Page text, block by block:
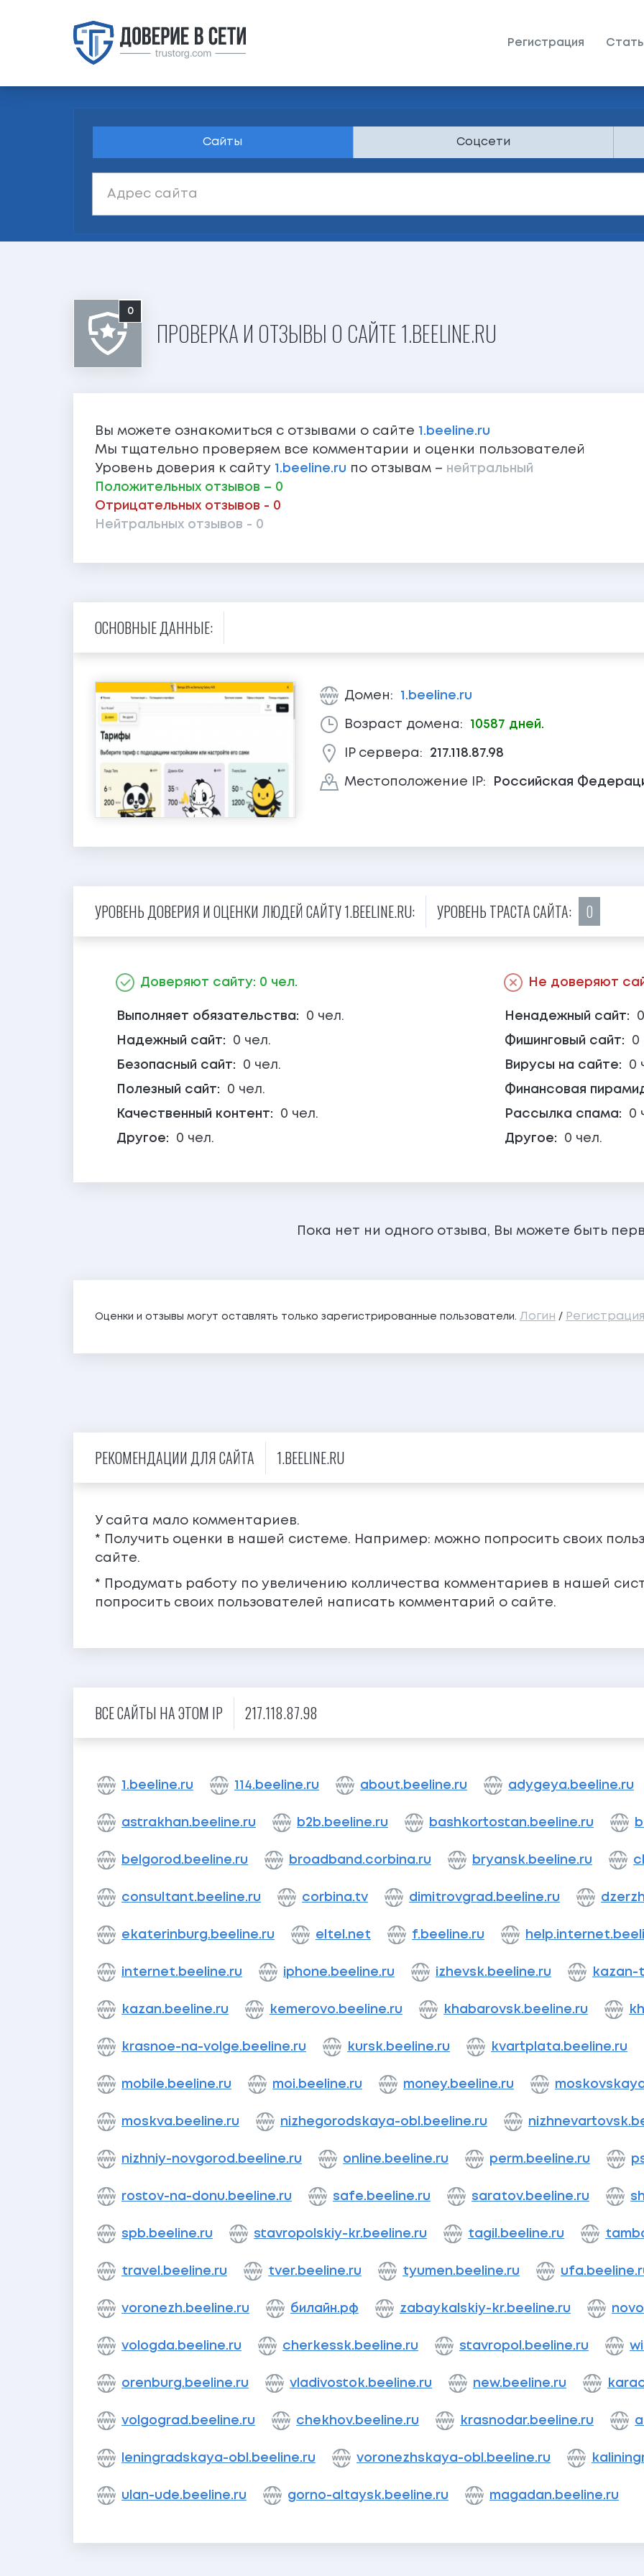
Регистрация
Сайты Соцсети
0
ПРОВЕРКА И ОТЗЫВЫ О САЙТЕ 1.BEELINE.RU
Вы можете ознакомиться с отзывами о сайте 1.beeline.ru
Мы тщательно проверяем все комментарии и оценки пользователей
Уровень доверия к сайту 1.beeline.ru по отзывам – нейтральный
Положительных отзывов – 0
Отрицательных отзывов - 0
Нейтральных отзывов - 0
ОСНОВНЫЕ ДАННЫЕ:
Домен: 1.beeline.ru
Возраст домена: 10587 дней.
IP сервера: 217.118.87.98
Местоположение IP: Российская
УРОВЕНЬ ДОВЕРИЯ И ОЦЕНКИ ЛЮДЕЙ САЙТУ 1.BEELINE.RU: УРОВЕНЬ ТРАСТА САЙТА: 0
Доверяют сайту: 0 чел.
Выполняет обязательства: 0 чел.
Надежный сайт: 0 чел.
Безопасный сайт: 0 чел.
Полезный сайт: 0 чел.
Качественный контент: 0 чел.
Другое: 0 чел.
Не доверяют
Ненадежный сайт:
Фишинговый сайт: 0
Вирусы на сайте: 0
Финансовая
Рассылка спама: 0
Другое: 0 чел.
Пока нет ни одного отзыва, Вы можете быть
Оценки и отзывы могут оставлять только зарегистрированные пользователи. Логин / Регистрация
РЕКОМЕНДАЦИИ ДЛЯ САЙТА 1.BEELINE.RU
У сайта мало комментариев.
* Получить оценки в нашей системе. Например: можно попросить своих
сайте.
* Продумать работу по увеличению колличества комментариев в нашей
попросить своих пользователей написать комментарий о сайте.
ВСЕ САЙТЫ НА ЭТОМ IP 217.118.87.98
1.beeline.ru 114.beeline.ru about.beeline.ru adygeya.beeline.ru
astrakhan.beeline.ru b2b.beeline.ru bashkortostan.beeline.ru
belgorod.beeline.ru broadband.corbina.ru bryansk.beeline.ru
consultant.beeline.ru corbina.tv dimitrovgrad.beeline.ru
ekaterinburg.beeline.ru eltel.net f.beeline.ru
internet.beeline.ru iphone.beeline.ru izhevsk.beeline.ru kazan-
kazan.beeline.ru kemerovo.beeline.ru khabarovsk.beeline.ru
krasnoe-na-volge.beeline.ru kursk.beeline.ru kvartplata.beeline.ru
mobile.beeline.ru moi.beeline.ru money.beeline.ru
moskva.beeline.ru nizhegorodskaya-obl.beeline.ru
nizhniy-novgorod.beeline.ru online.beeline.ru perm.beeline.ru
rostov-na-donu.beeline.ru safe.beeline.ru saratov.beeline.ru
spb.beeline.ru stavropolskiy-kr.beeline.ru tagil.beeline.ru
travel.beeline.ru tver.beeline.ru tyumen.beeline.ru
voronezh.beeline.ru билайн.рф zabaykalskiy-kr.beeline.ru
vologda.beeline.ru cherkessk.beeline.ru stavropol.beeline.ru
orenburg.beeline.ru vladivostok.beeline.ru new.beeline.ru
volgograd.beeline.ru chekhov.beeline.ru krasnodar.beeline.ru
leningradskaya-obl.beeline.ru voronezhskaya-obl.beeline.ru
ulan-ude.beeline.ru gorno-altaysk.beeline.ru magadan.beeline.ru